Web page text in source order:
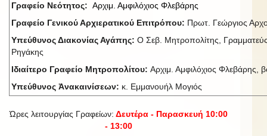
Γραφείο Νεότητος: Αρχιμ. Αμφιλόχιος Φλεβάρης
Γραφείο Γενικού Αρχιερατικού Επιτρόπου: Πρωτ. Γεώργιος
Υπεύθυνος Διακονίας Αγάπης: Ο Σεβ. Μητροπολίτης,
Ρηγάκης
Ιδιαίτερο Γραφείο Μητροπολίτου: Αρχιμ. Αμφιλόχιος Φλεβάρης,
Υπεύθυνος Ἀνακαινίσεων: κ. Εμμανουήλ Μογιός
Ώρες λειτουργίας Γραφείων: Δευτέρα - Παρασκευή 10:00
- 13:00